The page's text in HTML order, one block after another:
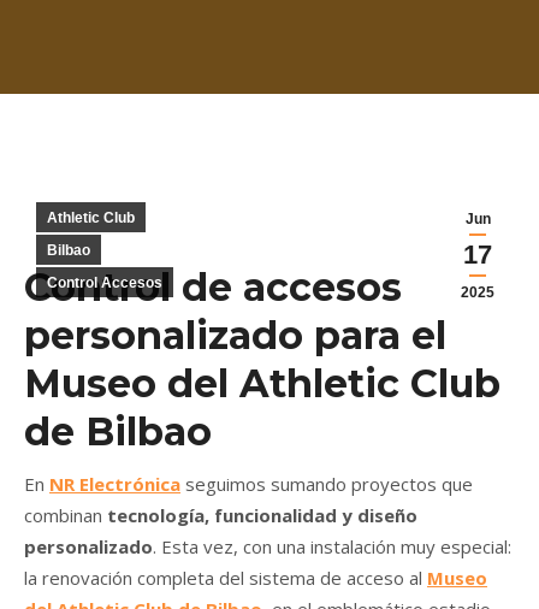
Jun
17
2025
Athletic Club
Bilbao
Control Accesos
Control de accesos
personalizado para el
Museo del Athletic Club
de Bilbao
En NR Electrónica seguimos sumando proyectos que
combinan tecnología, funcionalidad y diseño
personalizado. Esta vez, con una instalación muy especial:
la renovación completa del sistema de acceso al Museo